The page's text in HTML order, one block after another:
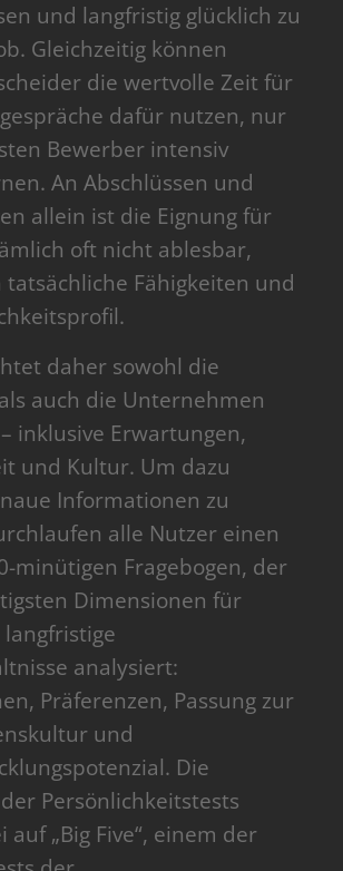
und langfristig glücklich zu
Gleichzeitig können
die wertvolle Zeit für
dafür nutzen, nur
Bewerber intensiv
An Abschlüssen und
allein ist die Eignung für
oft nicht ablesbar,
Fähigkeiten und
daher sowohl die
auch die Unternehmen
inklusive Erwartungen,
und Kultur. Um dazu
Informationen zu
alle Nutzer einen
minütigen Fragebogen, der
Dimensionen für
analysiert:
Präferenzen, Passung zur
und
Die
Persönlichkeitstests
„Big Five“, einem der